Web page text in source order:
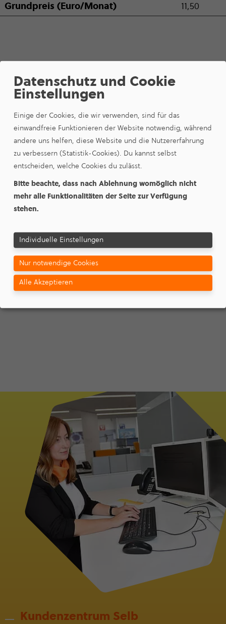
Grund­preis (Euro/Monat)
11,50
Weitere Infor­ma­tionen zu
unseren Produkten und
Preisen:
All­ge­meine Ver­trags­be­din­gun­gen
24.02.2026 |132,13 KB
Ergän­zende Bedin­gun­gen
24.02.2026 |219,37 KB
Kunden­zen­trum Selb
Datenschutz und Cookie
Einstellungen
Einige der Cookies, die wir verwenden, sind für das
einwandfreie Funktionieren der Website notwendig, während
andere uns helfen, diese Website und die Nutzererfahrung
zu verbessern (Statistik-Cookies). Du kannst selbst
entscheiden, welche Cookies du zulässt.
Bitte beachte, dass nach Ablehnung womöglich nicht
mehr alle Funktionalitäten der Seite zur Verfügung
stehen.
Individuelle Einstellungen
Nur notwendige Cookies
Alle Akzeptieren